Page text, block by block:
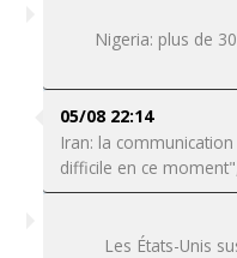
Nigeria: plus de
05/08 22:14
Iran: la
difficile en ce
Les États-Unis